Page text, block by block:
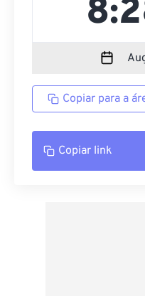
Copiar para a
Copiar link